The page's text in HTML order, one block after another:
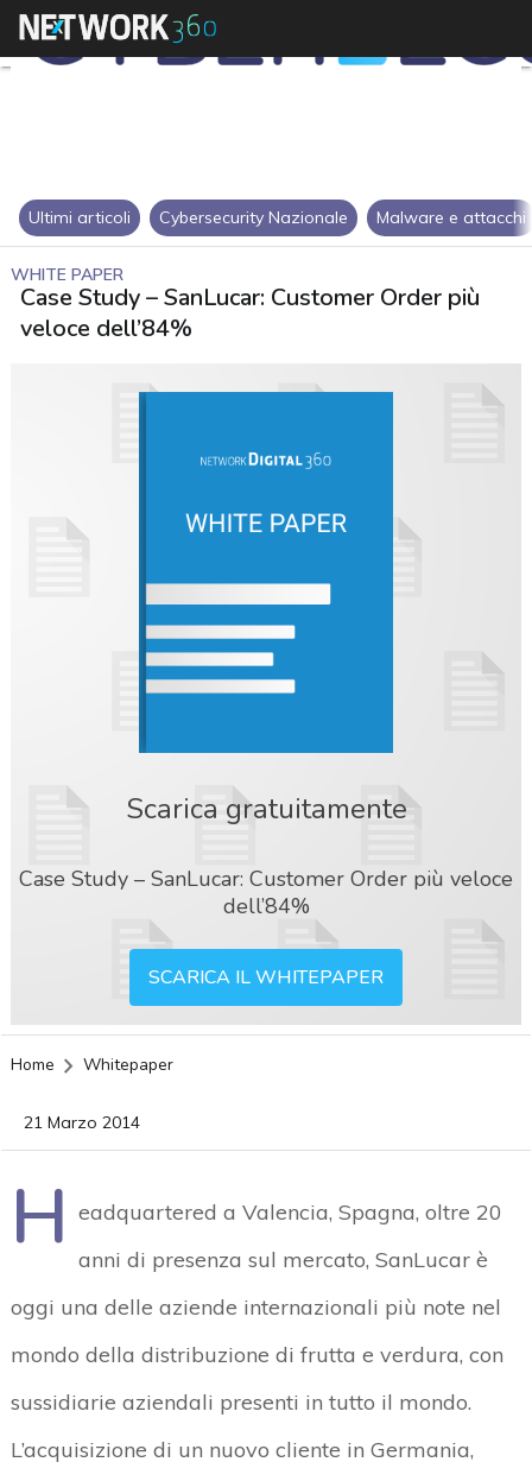
Ultimi articoli Cybersecurity Nazionale Malware e attacchi
WHITE PAPER
Case Study – SanLucar: Customer Order più
veloce dell’84%
Scarica gratuitamente
Case Study – SanLucar: Customer Order più veloce
dell’84%
SCARICA IL WHITEPAPER
Home Whitepaper
21 Marzo 2014
H eadquartered a Valencia, Spagna, oltre 20
anni di presenza sul mercato, SanLucar è
oggi una delle aziende internazionali più note nel
mondo della distribuzione di frutta e verdura, con
sussidiarie aziendali presenti in tutto il mondo.
L’acquisizione di un nuovo cliente in Germania,